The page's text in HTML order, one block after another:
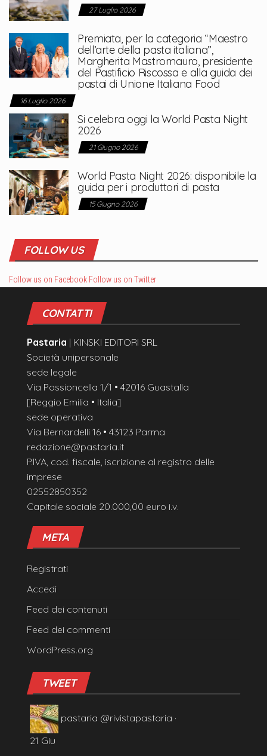
27 Luglio 2026
Premiata, per la categoria “Maestro
dell’arte della pasta italiana”,
Margherita Mastromauro, presidente
del Pastificio Riscossa e alla guida dei
pastai di Unione Italiana Food
16 Luglio 2026
Si celebra oggi la World Pasta Night
2026
21 Giugno 2026
World Pasta Night 2026: disponibile la
guida per i produttori di pasta
15 Giugno 2026
FOLLOW US
Follow us on Facebook Follow us on Twitter
CONTATTI
Pastaria | KINSKI EDITORI SRL
Società unipersonale
sede legale
Via Possioncella 1/1 • 42016 Guastalla
[Reggio Emilia • Italia]
sede operativa
Via Bernardelli 16 • 43123 Parma
redazione@pastaria.it
P.IVA, cod. fiscale, iscrizione al registro delle
imprese
02552850352
Capitale sociale 20.000,00 euro i.v.
META
Registrati
Accedi
Feed dei contenuti
Feed dei commenti
WordPress.org
TWEET
pastaria @rivistapastaria ·
21 Giu